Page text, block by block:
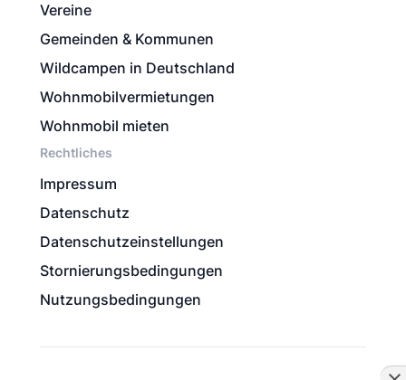
Vereine
Gemeinden & Kommunen
Wildcampen in Deutschland
Wohnmobilvermietungen
Wohnmobil mieten
Rechtliches
Impressum
Datenschutz
Datenschutzeinstellungen
Stornierungsbedingungen
Nutzungsbedingungen